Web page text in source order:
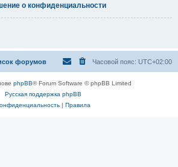
о конфиденциальности
форумов Часовой пояс: UTC+02:00
phpBB® Forum Software © phpBB Limited
Русская поддержка phpBB
| Правила